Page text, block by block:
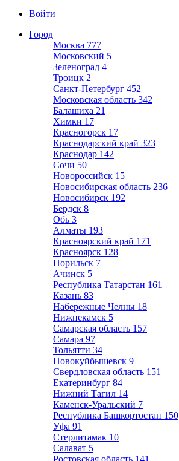
Войти
Город
Москва 777
Московский 5
Зеленоград 4
Троицк 2
Санкт-Петербург 452
Московская область 342
Балашиха 21
Химки 17
Красногорск 17
Краснодарский край 323
Краснодар 142
Сочи 50
Новороссийск 15
Новосибирская область 236
Новосибирск 192
Бердск 8
Обь 3
Алматы 193
Красноярский край 171
Красноярск 128
Норильск 7
Ачинск 5
Республика Татарстан 161
Казань 83
Набережные Челны 18
Нижнекамск 5
Самарская область 157
Самара 97
Тольятти 34
Новокуйбышевск 9
Свердловская область 151
Екатеринбург 84
Нижний Тагил 14
Каменск-Уральский 7
Республика Башкортостан 150
Уфа 91
Стерлитамак 10
Салават 5
Ростовская область 141